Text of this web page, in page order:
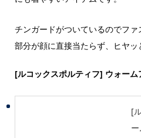
チンガードがついているのでフ
部分が顔に直接当たらず、ヒヤッ
[ルコックスポルティフ] ウォーム
[